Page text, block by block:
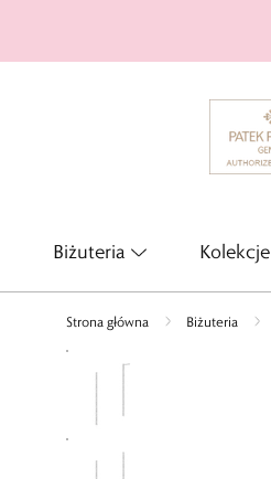
Biżuteria Kolekcje
Strona główna Biżuteria